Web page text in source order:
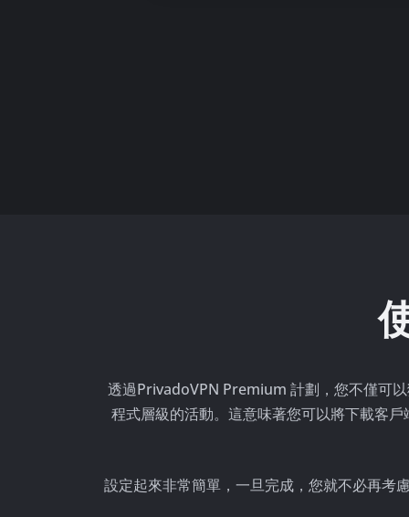
透過PrivadoVPN Premium 計劃，您不僅可
程式層級的活動。這意味著您可以將下載客
設定起來非常簡單，一旦完成，您就不必再考